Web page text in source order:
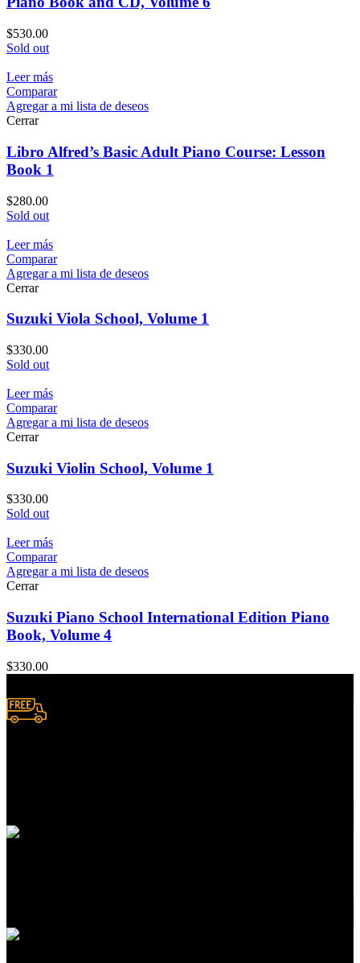
$530.00
Sold out
Leer más
Comparar
Agregar a mi lista de deseos
Cerrar
Libro Alfred’s Basic Adult Piano Course: Lesson
Book 1
$280.00
Sold out
Leer más
Comparar
Agregar a mi lista de deseos
Cerrar
Suzuki Viola School, Volume 1
$330.00
Sold out
Leer más
Comparar
Agregar a mi lista de deseos
Cerrar
Suzuki Violin School, Volume 1
$330.00
Sold out
Leer más
Comparar
Agregar a mi lista de deseos
Cerrar
Suzuki Piano School International Edition Piano
Book, Volume 4
$330.00